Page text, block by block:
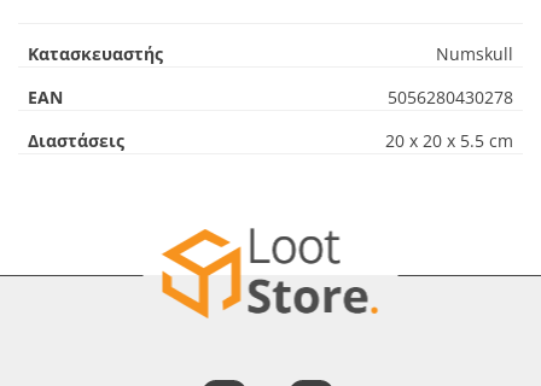
Κατασκευαστής
Numskull
EAN
5056280430278
Διαστάσεις
20 x 20 x 5.5 cm